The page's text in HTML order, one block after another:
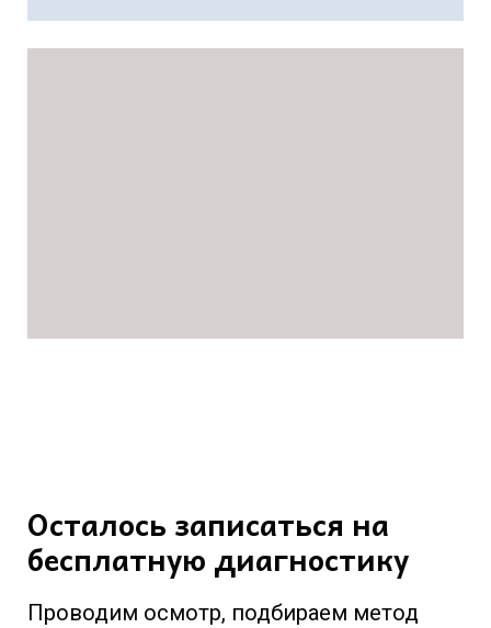
Осталось записаться на
бесплатную диагностику
Проводим осмотр, подбираем метод